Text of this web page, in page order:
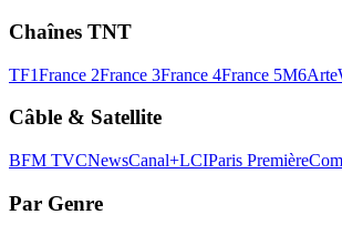
Chaînes TNT
TF1France 2France 3France 4France 5M6Arte
Câble & Satellite
BFM TVCNewsCanal+LCIParis Première
Par Genre